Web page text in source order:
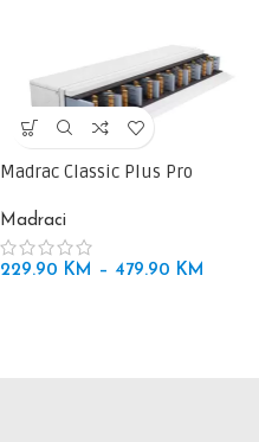
Madrac Classic Plus Pro
Madraci
229.90 KM – 479.90 KM